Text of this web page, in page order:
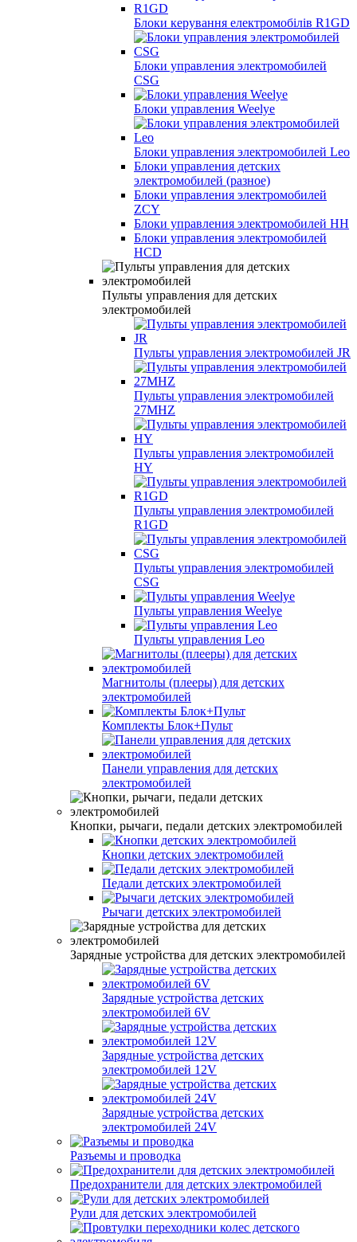
Блоки керування електромобілів R1GD
Блоки управления электромобилей
CSG
Блоки управления Weelye
Блоки управления электромобилей Leo
Блоки управления детских
электромобилей (разное)
Блоки управления электромобилей
ZCY
Блоки управления электромобилей HH
Блоки управления электромобилей
HCD
Пульты управления для детских
электромобилей
Пульты управления электромобилей JR
Пульты управления электромобилей
27MHZ
Пульты управления электромобилей
HY
Пульты управления электромобилей
R1GD
Пульты управления электромобилей
CSG
Пульты управления Weelye
Пульты управления Leo
Магнитолы (плееры) для детских
электромобилей
Комплекты Блок+Пульт
Панели управления для детских
электромобилей
Кнопки, рычаги, педали детских электромобилей
Кнопки детских электромобилей
Педали детских электромобилей
Рычаги детских электромобилей
Зарядные устройства для детских электромобилей
Зарядные устройства детских
электромобилей 6V
Зарядные устройства детских
электромобилей 12V
Зарядные устройства детских
электромобилей 24V
Разъемы и проводка
Предохранители для детских электромобилей
Рули для детских электромобилей